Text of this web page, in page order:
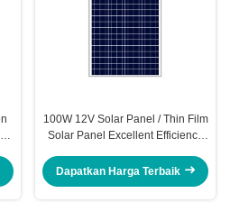
100W 12V Solar Panel / Thin Film
Solar Panel Excellent Efficiency
Dapatkan Harga Terbaik